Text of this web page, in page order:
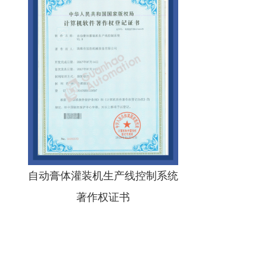
自动膏体灌装机生产线控制系统
著作权证书